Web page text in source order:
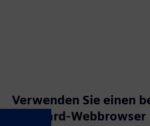
Verwenden Sie einen
Standard-Webbrowser